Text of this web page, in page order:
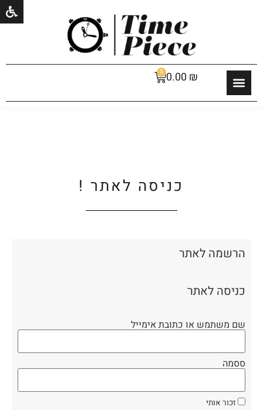
0.00 ₪
0
כניסה לאתר !
הרשמה לאתר
כניסה לאתר
שם משתמש או כתובת אימייל
ססמה
זכור אותי